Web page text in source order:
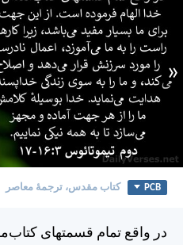
«
PCB کتاب مقدس، ترجمۀ معاصر
در واقع تمام قسمتهای